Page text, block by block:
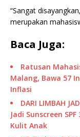
“Sangat
merupakan
Baca Juga:
Ratusan
Malang, Bawa 57
Inflasi
DARI LIMBAH
Jadi Sunscreen
Kulit Anak